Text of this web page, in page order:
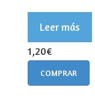
Leer más
1,20€
COMPRAR